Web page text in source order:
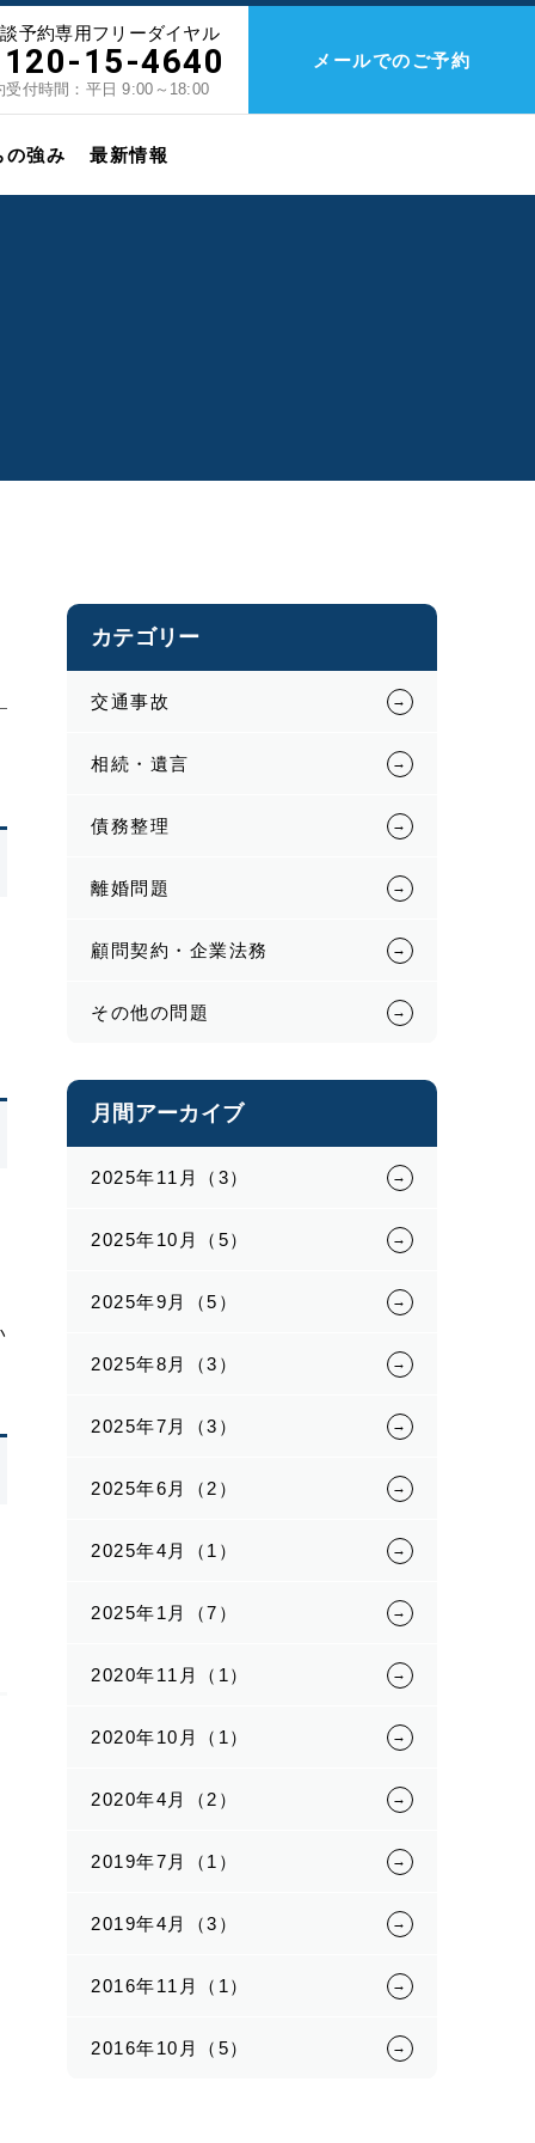
予約専用フリーダイヤル
15-4640
受付時間：平日 9:00～18:00
メールでのご予約
の強み 最新情報
カテゴリー
交通事故
相続・遺言
債務整理
離婚問題
顧問契約・企業法務
その他の問題
月間アーカイブ
2025年11月（3）
2025年10月（5）
2025年9月（5）
2025年8月（3）
2025年7月（3）
2025年6月（2）
2025年4月（1）
2025年1月（7）
2020年11月（1）
2020年10月（1）
2020年4月（2）
2019年7月（1）
2019年4月（3）
2016年11月（1）
2016年10月（5）